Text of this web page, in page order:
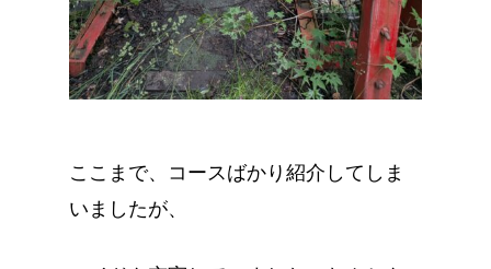
ここまで、コースばかり紹介してしま
いましたが、